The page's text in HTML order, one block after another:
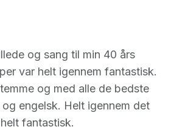
og sang til min 40 års
var helt igennem fantastisk.
og med alle de bedste
engelsk. Helt igennem det
fantastisk.